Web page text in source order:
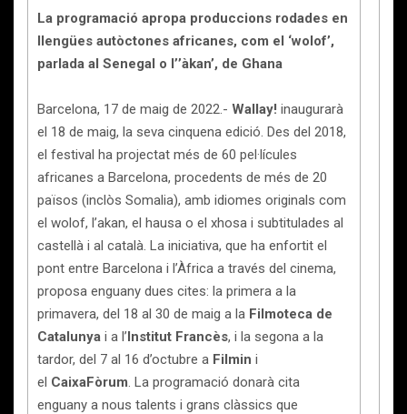
La programació apropa produccions rodades en
llengües autòctones africanes, com el ‘wolof’,
parlada al Senegal o l’’àkan’, de Ghana
Barcelona, 17 de maig de 2022.- Wallay! inaugurarà
el 18 de maig, la seva cinquena edició. Des del 2018,
el festival ha projectat més de 60 pel·lícules
africanes a Barcelona, procedents de més de 20
països (inclòs Somalia), amb idiomes originals com
el wolof, l’akan, el hausa o el xhosa i subtitulades al
castellà i al català. La iniciativa, que ha enfortit el
pont entre Barcelona i l’Àfrica a través del cinema,
proposa enguany dues cites: la primera a la
primavera, del 18 al 30 de maig a la Filmoteca de
Catalunya i a l’Institut Francès, i la segona a la
tardor, del 7 al 16 d’octubre a Filmin i
el CaixaFòrum. La programació donarà cita
enguany a nous talents i grans clàssics que